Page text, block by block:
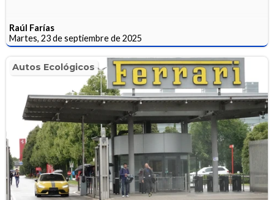
Raúl Farías
Martes, 23 de septiembre de 2025
Autos Ecológicos